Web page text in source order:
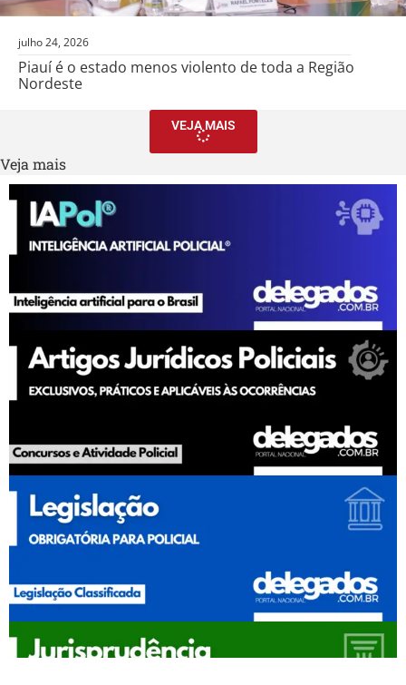
julho 24, 2026
Piauí é o estado menos violento de toda a Região
Nordeste
VEJA MAIS
Veja mais